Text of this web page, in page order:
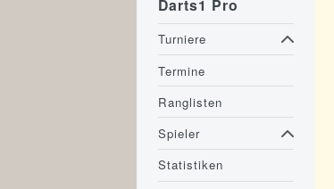
Darts1 Pro
Turniere
Termine
Ranglisten
Spieler
Statistiken